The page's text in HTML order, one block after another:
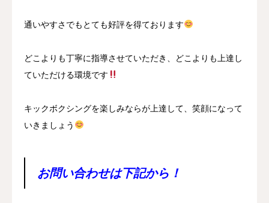
通いやすさでもとても好評を得ております
どこよりも丁寧に指導させていただき、どこよりも上達し
ていただける環境です
キックボクシングを楽しみならが上達して、笑顔になって
いきましょう
お問い合わせは下記から！